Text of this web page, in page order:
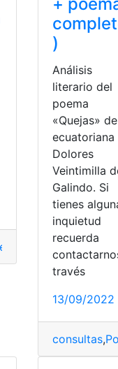
niños,poemas
poema para niños
)
Análisis
literario del
poema
«Quejas»
ecuatoriana
Dolores
Veintimilla
Galindo. Si
tienes
inquietud
recuerda
través
13/09/2022
consultas,